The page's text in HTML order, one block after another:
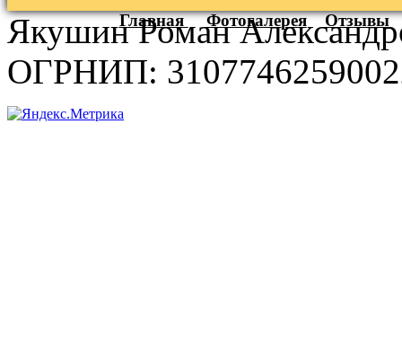
Главная Фотогалерея Отзывы
Якушин Роман
ОГРНИП: